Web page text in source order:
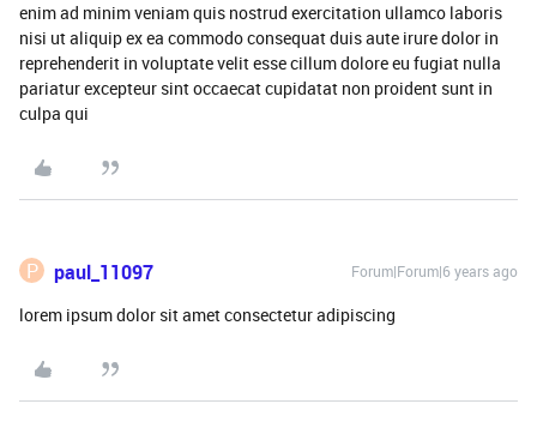
enim ad minim veniam quis nostrud exercitation ullamco laboris
nisi ut aliquip ex ea commodo consequat duis aute irure dolor in
reprehenderit in voluptate velit esse cillum dolore eu fugiat nulla
pariatur excepteur sint occaecat cupidatat non proident sunt in
culpa qui
P paul_11097 Forum|Forum|6 years ago
lorem ipsum dolor sit amet consectetur adipiscing